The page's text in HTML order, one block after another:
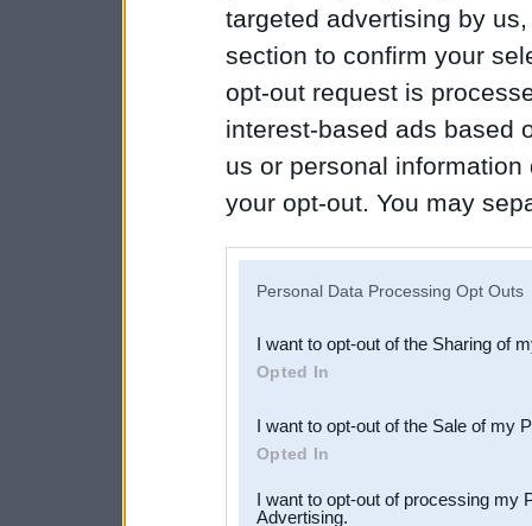
targeted advertising by
section to confirm your
opt-out request is
interest-based ads based
us or personal
your opt-out. You may
Downstream Participants
third parties.
Personal Data Processing Opt Outs
I want to opt-out of the Sharing of
Opted In
I want to opt-out of the Sale of my
Opted In
I want to opt-out of processing my
Advertising.